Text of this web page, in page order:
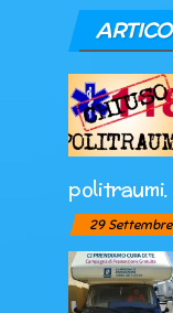
politraumi.
29 Settembre